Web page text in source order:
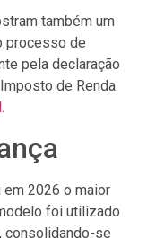
também um
processo de
pela declaração
de Renda.
em 2026 o maior
foi utilizado
consolidando-se